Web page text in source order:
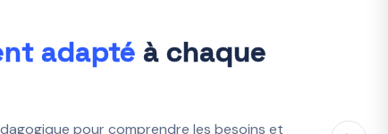
adapté à chaque
pour comprendre les besoins et